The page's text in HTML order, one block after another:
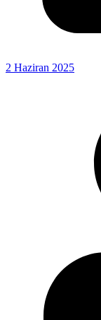
2 Haziran 2025